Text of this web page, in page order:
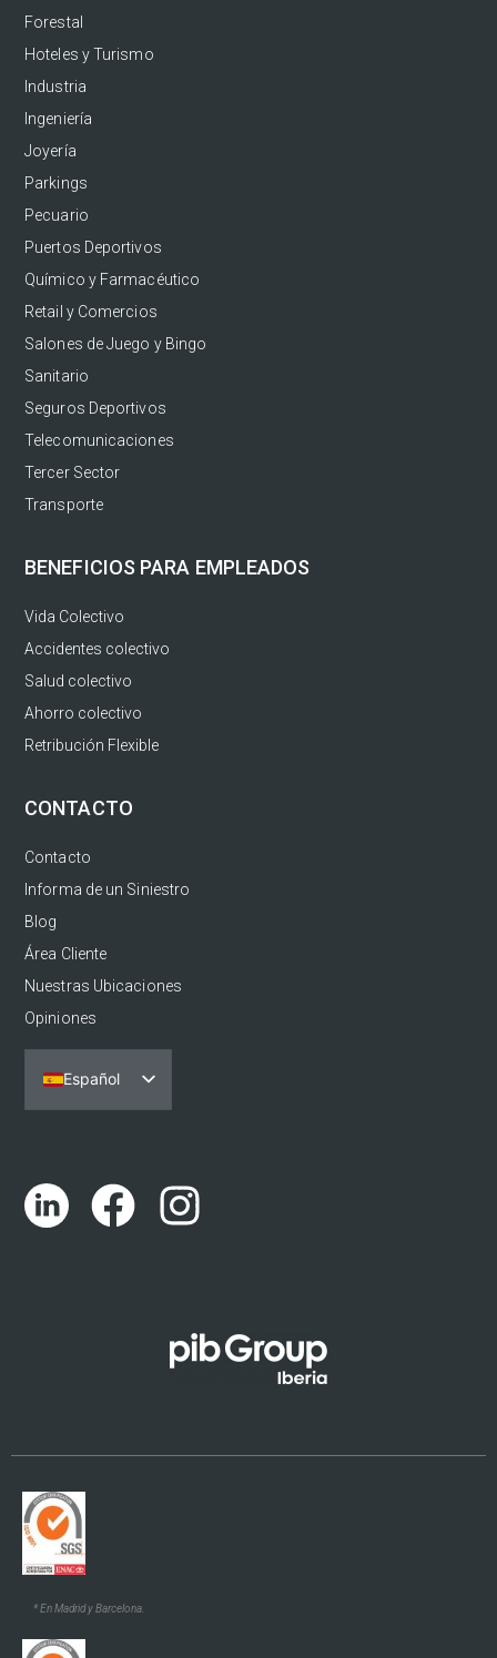
Forestal
Hoteles y Turismo
Industria
Ingeniería
Joyería
Parkings
Pecuario
Puertos Deportivos
Químico y Farmacéutico
Retail y Comercios
Salones de Juego y Bingo
Sanitario
Seguros Deportivos
Telecomunicaciones
Tercer Sector
Transporte
BENEFICIOS PARA EMPLEADOS
Vida Colectivo
Accidentes colectivo
Salud colectivo
Ahorro colectivo
Retribución Flexible
CONTACTO
Contacto
Informa de un Siniestro
Blog
Área Cliente
Nuestras Ubicaciones
Opiniones
Español
Português
Català
Euskara
* En Madrid y Barcelona.